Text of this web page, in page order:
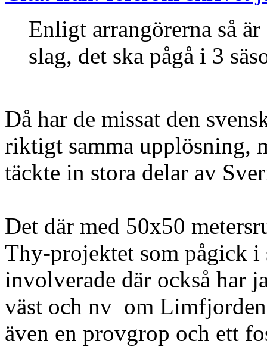
Enligt arrangörerna så
slag, det ska pågå i 3
Då har de missat den
riktigt samma upplösning,
täckte in stora delar av
Det där med 50x50
Thy-projektet som pågick i
involverade där också har
väst och nv om
även en provgrop och ett